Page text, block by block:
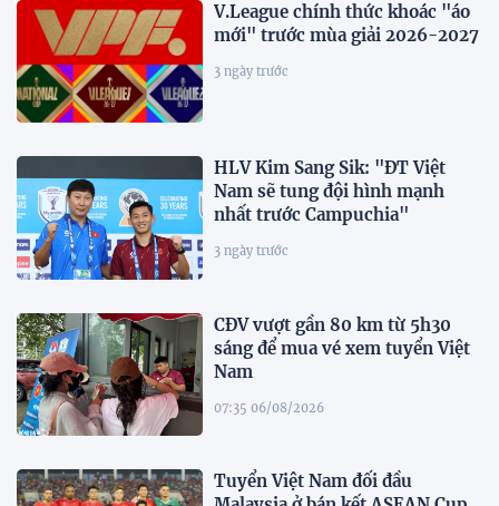
V.League chính thức khoác "áo
mới" trước mùa giải 2026-2027
3 ngày trước
HLV Kim Sang Sik: "ĐT Việt
Nam sẽ tung đội hình mạnh
nhất trước Campuchia"
3 ngày trước
CĐV vượt gần 80 km từ 5h30
sáng để mua vé xem tuyển Việt
Nam
07:35 06/08/2026
Tuyển Việt Nam đối đầu